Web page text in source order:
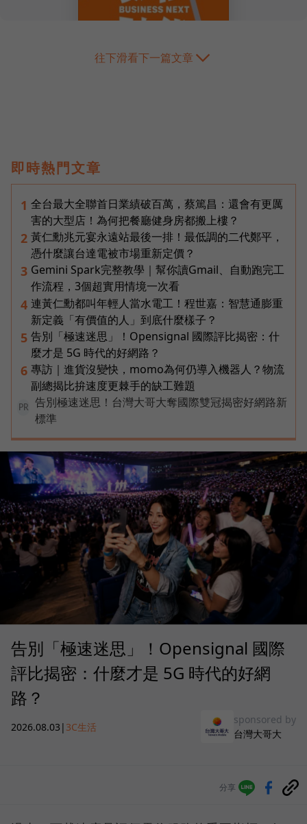
往下滑看下一篇文章
即時熱門文章
1 全台最大全聯首日業績破百萬，蔡篤昌：還會有更厲
害的大型店！為何把餐廳健身房都搬上樓？
2 黃仁勳兆元宴永遠站最後一排！最低調的二代鄭平，
憑什麼讓台達電被市場重新定價？
3 Gemini Spark完整教學｜幫你讀Gmail、自動跑完工
作流程，3個超實用情境一次看
4 連黃仁勳都叫年輕人當水電工！程世嘉：智慧通膨重
新定義「有價值的人」到底什麼樣子？
5 告別「極速迷思」！Opensignal 國際評比揭密：什
麼才是 5G 時代的好網路？
6 專訪｜進貨沒變快，momo為何仍導入機器人？物流
副總揭比拚速度更棘手的缺工難題
PR
告別極速迷思！台灣大哥大奪國際雙冠揭密好網路新
標準
告別「極速迷思」！Opensignal 國際
評比揭密：什麼才是 5G 時代的好網
路？
2026.08.03 | 3C生活
sponsored by
台灣大哥大
分享